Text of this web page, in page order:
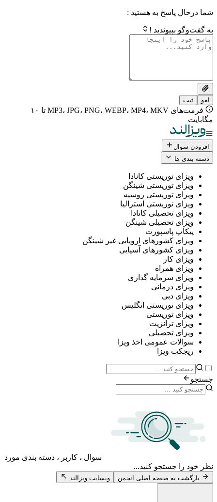
پاسخ به هستید :
!
فرمت‌های MP3، JPG، PNG، WEBP، MP4، MKV تا ۱۰
ها
توریستی کانادا
توریستی شینگن
توریستی روسیه
توریستی استرالیا
تحصیلی کانادا
تحصیلی شینگن
پاسپورت
کشورهای اروپایی غیر شینگن
کشورهای آسیایی
کار
همراه
سرمایه گذاری
درمانی
دبی
توریستی انگلیس
توریستی
ترانزیت
تحصیلی
عمومی اخذ ویزا
ویزا
سوال ، کاربر ، دسته بندی مورد
جستجو کنید...
به صفحه اصلی انجمن وبسایت ویزالند